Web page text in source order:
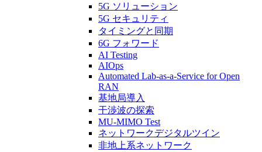
5G ソリューション
5G セキュリティ
タイミングと同期
6G フォワード
AI Testing
AIOps
Automated Lab-as-a-Service for Open
RAN
基地局導入
干渉波の探索
MU-MIMO Test
ネットワークデジタルツイン
非地上系ネットワーク